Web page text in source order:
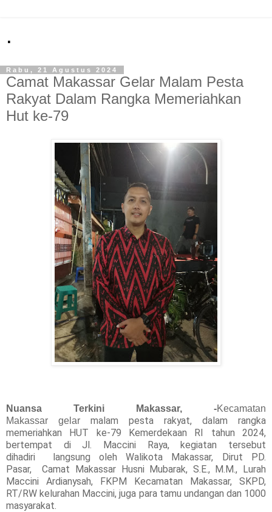
.
Rabu, 21 Agustus 2024
Camat Makassar Gelar Malam Pesta
Rakyat Dalam Rangka Memeriahkan
Hut ke-79
Nuansa Terkini Makassar, -Kecamatan
Makassar
gelar
malam pesta rakyat, dalam rangka
memeriahkan HUT ke-79 Kemerdekaan RI tahun 2024,
bertempat di Jl. Maccini Raya, kegiatan tersebut
dihadiri
langsung oleh Walikota Makassar, Dirut PD.
Pasar,Camat Makassar Husni Mubarak, S.E., M.M., Lurah
Maccini Ardianysah, FKPM Kecamatan Makassar, SKPD,
RT/RW kelurahan Maccini, juga para tamu undangan dan 1000
masyarakat.